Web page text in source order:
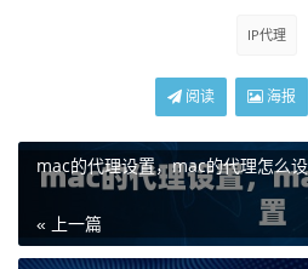
行站点爬取的需求，我们可以考
和替换，以保证代理的长久存活
```天启thon class ProxyPool:
def add_proxy(self, proxy):
IP代理
阅读 海报
mac的代理设置，mac的代理怎么
« 上一篇